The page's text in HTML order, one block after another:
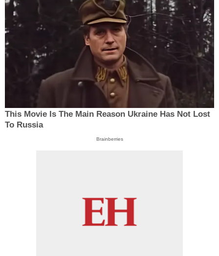
This Movie Is The Main Reason Ukraine Has Not Lost
To Russia
Brainberries